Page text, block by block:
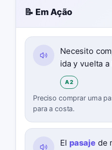
📝 Em Ação
Necesito
ida y vuelta a
A2
Preciso comprar uma
para a costa.
El pasajede